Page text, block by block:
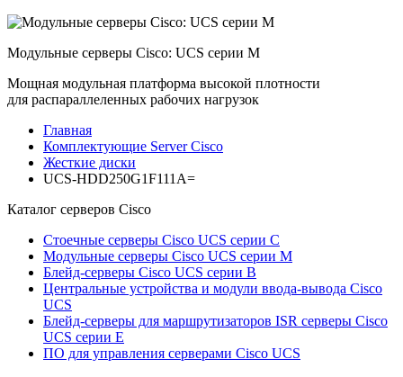
Модульные серверы Cisco: UCS серии M
Мощная модульная платформа высокой плотности
для распараллеленных рабочих нагрузок
Главная
Комплектующие Server Cisco
Жесткие диски
UCS-HDD250G1F111A=
Каталог серверов Cisco
Стоечные серверы Cisco UCS серии C
Модульные серверы Cisco UCS серии M
Блейд-серверы Cisco UCS серии B
Центральные устройства и модули ввода-вывода Cisco
UCS
Блейд-серверы для маршрутизаторов ISR серверы Cisco
UCS серии E
ПО для управления серверами Cisco UCS